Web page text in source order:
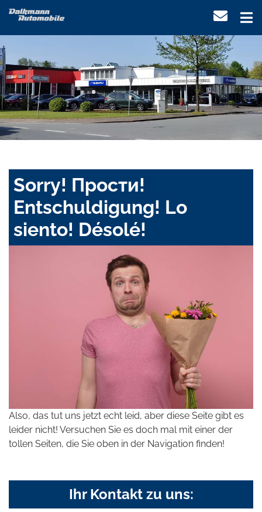
Sorry! Прости!
Entschuldigung! Lo
siento! Désolé!
Also, das tut uns jetzt echt leid, aber diese Seite gibt es
leider nicht! Versuchen Sie es doch mal mit einer der
tollen Seiten, die Sie oben in der Navigation finden!
Ihr Kontakt zu uns: